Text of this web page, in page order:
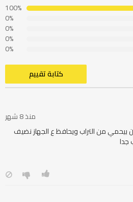
100%
0%
0%
0%
0%
كتابة تقييم
منذ 8 شهر
بيحمي من التراب ويحافظ ع الجهاز نضيف
جدا